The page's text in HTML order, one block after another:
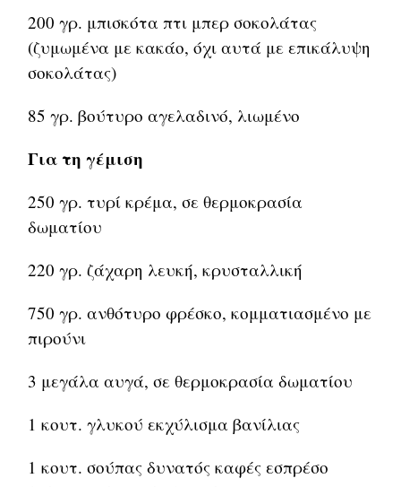
200 γρ. μπισκότα πτι μπερ σοκολάτας
(ζυμωμένα με κακάο, όχι αυτά με επικάλυψη
σοκολάτας)
85 γρ. βούτυρο αγελαδινό, λιωμένο
Για τη γέμιση
250 γρ. τυρί κρέμα, σε θερμοκρασία
δωματίου
220 γρ. ζάχαρη λευκή, κρυσταλλική
750 γρ. ανθότυρο φρέσκο, κομματιασμένο με
πιρούνι
3 μεγάλα αυγά, σε θερμοκρασία δωματίου
1 κουτ. γλυκού εκχύλισμα βανίλιας
1 κουτ. σούπας δυνατός καφές εσπρέσο